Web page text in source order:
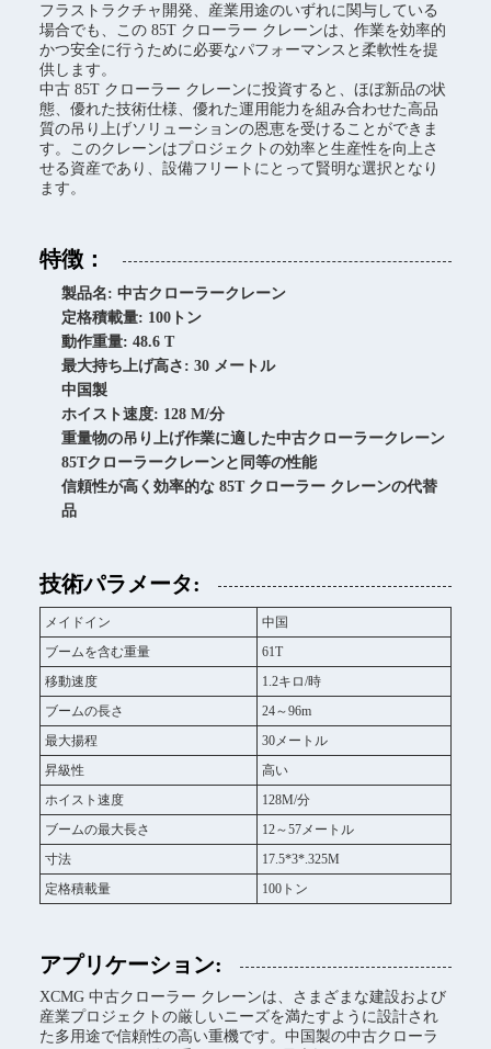
フラストラクチャ開発、産業用途のいずれに関与している
場合でも、この 85T クローラー クレーンは、作業を効率的
かつ安全に行うために必要なパフォーマンスと柔軟性を提
供します。
中古 85T クローラー クレーンに投資すると、ほぼ新品の状
態、優れた技術仕様、優れた運用能力を組み合わせた高品
質の吊り上げソリューションの恩恵を受けることができま
す。このクレーンはプロジェクトの効率と生産性を向上さ
せる資産であり、設備フリートにとって賢明な選択となり
ます。
特徴：
製品名: 中古クローラークレーン
定格積載量: 100トン
動作重量: 48.6 T
最大持ち上げ高さ: 30 メートル
中国製
ホイスト速度: 128 M/分
重量物の吊り上げ作業に適した中古クローラークレーン
85Tクローラークレーンと同等の性能
信頼性が高く効率的な 85T クローラー クレーンの代替
品
技術パラメータ:
メイドイン
中国
ブームを含む重量
61T
移動速度
1.2キロ/時
ブームの長さ
24～96m
最大揚程
30メートル
昇級性
高い
ホイスト速度
128M/分
ブームの最大長さ
12～57メートル
寸法
17.5*3*.325M
定格積載量
100トン
アプリケーション:
XCMG 中古クローラー クレーンは、さまざまな建設および
産業プロジェクトの厳しいニーズを満たすように設計され
た多用途で信頼性の高い重機です。中国製の中古クローラ